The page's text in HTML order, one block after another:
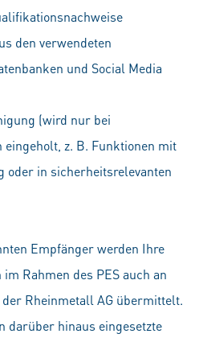
den verwendeten
und Social Media
(wird nur bei
z. B. Funktionen mit
oder in sicherheitsrelevanten
Empfänger werden Ihre
Rahmen des PES auch an
Rheinmetall AG übermittelt.
darüber hinaus eingesetzte